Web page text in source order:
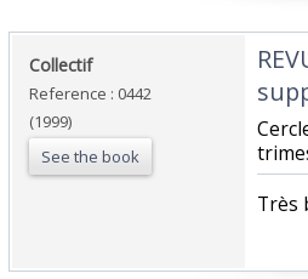
‎Collectif‎
Reference : 0442
(1999)
See the book
‎Très